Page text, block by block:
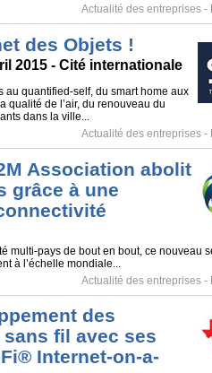
Actualité des entreprises -
des Objets !
2015 - Cité internationale
au quantified-self, du smart home aux
qualité de l’air, du renouveau du
dans la ville...
Actualité des entreprises -
Association abolit
grâce à une
multi-pays de bout en bout, ce nouveau
à l’échelle mondiale...
Actualité des entreprises -
des
fil avec ses
Internet-on-a-